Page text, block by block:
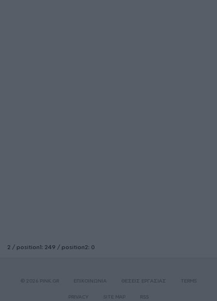
2 / position1: 249 / position2: 0
© 2026 PINK.GR ΕΠΙΚΟΙΝΩΝΙΑ ΘΕΣΕΙΣ ΕΡΓΑΣΙΑΣ TERMS
PRIVACY SITE MAP RSS